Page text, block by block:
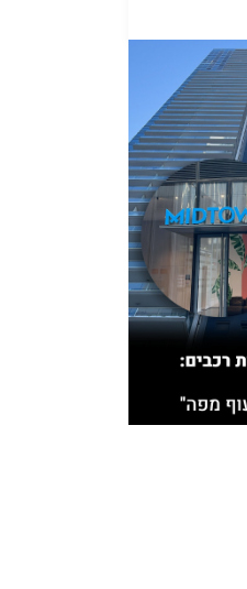
טרגדיה כפולה: אחיינו של
איזנקוט נפל בקרב